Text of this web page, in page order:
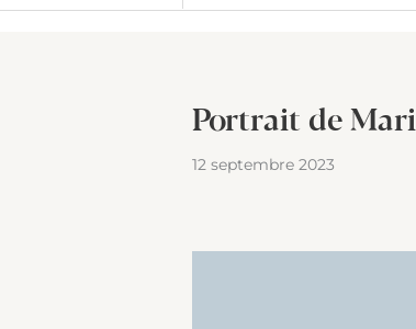
Portrait de
12 septembre 2023